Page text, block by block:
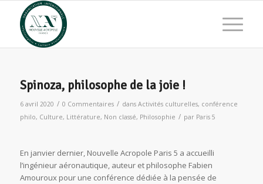
Spinoza, philosophe de la joie !
6 avril 2020 / 0 Commentaires / dans Activités culturelles, conférence
philo, Culture, Littérature, Non classé, Philosophie / par Paris 5
En janvier dernier, Nouvelle Acropole Paris 5 a accueilli
l’ingénieur aéronautique, auteur et philosophe Fabien
Amouroux pour une conférence dédiée à la pensée de